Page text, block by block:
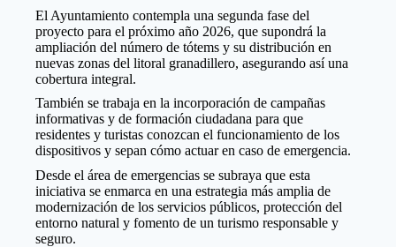
El Ayuntamiento contempla una segunda fase del
proyecto para el próximo año 2026, que supondrá la
ampliación del número de tótems y su distribución en
nuevas zonas del litoral granadillero, asegurando así una
cobertura integral.
También se trabaja en la incorporación de campañas
informativas y de formación ciudadana para que
residentes y turistas conozcan el funcionamiento de los
dispositivos y sepan cómo actuar en caso de emergencia.
Desde el área de emergencias se subraya que esta
iniciativa se enmarca en una estrategia más amplia de
modernización de los servicios públicos, protección del
entorno natural y fomento de un turismo responsable y
seguro.